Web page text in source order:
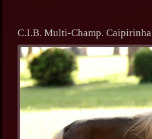
C.I.B. Multi-Champ.